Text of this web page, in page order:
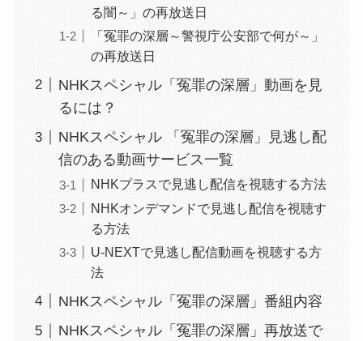
る闇～」の再放送日
「冤罪の深層～警視庁公安部で何が～」
の再放送日
NHKスペシャル「冤罪の深層」動画を見
るには？
NHKスペシャル 「冤罪の深層」見逃し配
信のある動画サービス一覧
NHKプラスで見逃し配信を視聴する方法
NHKオンデマンドで見逃し配信を視聴す
る方法
U-NEXTで見逃し配信動画を視聴する方
法
NHKスペシャル「冤罪の深層」番組内容
NHKスペシャル「冤罪の深層」再放送で